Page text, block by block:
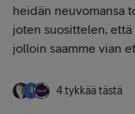
heidän neuvomansa
joten suosittelen,
jolloin saamme vian
4 tykkää tästä